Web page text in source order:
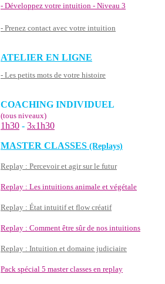
- Développez votre intuition - Niveau 3
- Prenez contact avec votre intuition
ATELIER EN LIGNE
- Les petits mots de votre histoire
COACHING INDIVIDUEL
(tous niveaux)
1h30 - 3x1h30
MASTER CLASSES (Replays)
Replay : Percevoir et agir sur le futur
Replay : Les intuitions animale et végétale
Replay : État intuitif et flow créatif
Replay : Comment être sûr de nos intuitions
Replay : Intuition et domaine judiciaire
Pack spécial 5 master classes en replay